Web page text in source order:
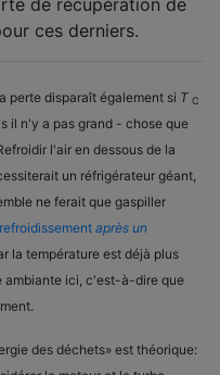
de récupération de
ces derniers.
perte disparaît également si T C
il n'y a pas grand - chose que
l'air en dessous de la
un réfrigérateur géant,
ne ferait que gaspiller
après un
la température est déjà plus
ambiante ici, c'est-à-dire que
des déchets» est théorique: